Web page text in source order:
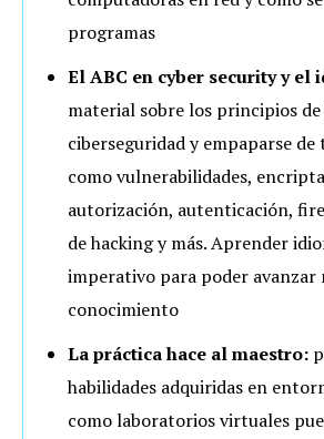
programas
El ABC en cyber security y el
material sobre los principios
ciberseguridad y empaparse
como vulnerabilidades,
autorización, autenticación,
de hacking y más. Aprender
imperativo para poder avanzar
conocimiento
La práctica hace al maestro:
habilidades adquiridas en
como laboratorios virtuales